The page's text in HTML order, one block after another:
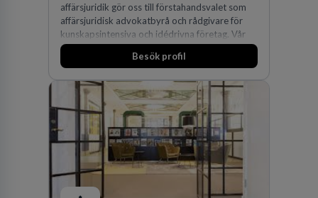
affärsjuridik gör oss till förstahandsvalet som
affärsjuridisk advokatbyrå och rådgivare för
kunskapsintensiva och idédrivna företag. Vår
expertis inom IP-tillgångar har gett oss en
marknadsledande position. Våra klienter väljer
skydda, utveckla och kommersialisera
företagets viktigaste tillgångar.
Besök profil